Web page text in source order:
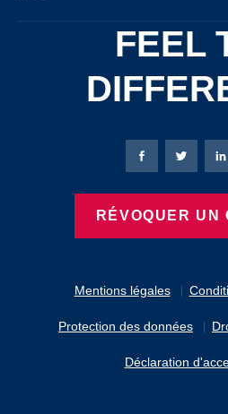
FEEL
Mentions légales
Protection des données
Déclaration
Page Page
RÉVOQUER UN